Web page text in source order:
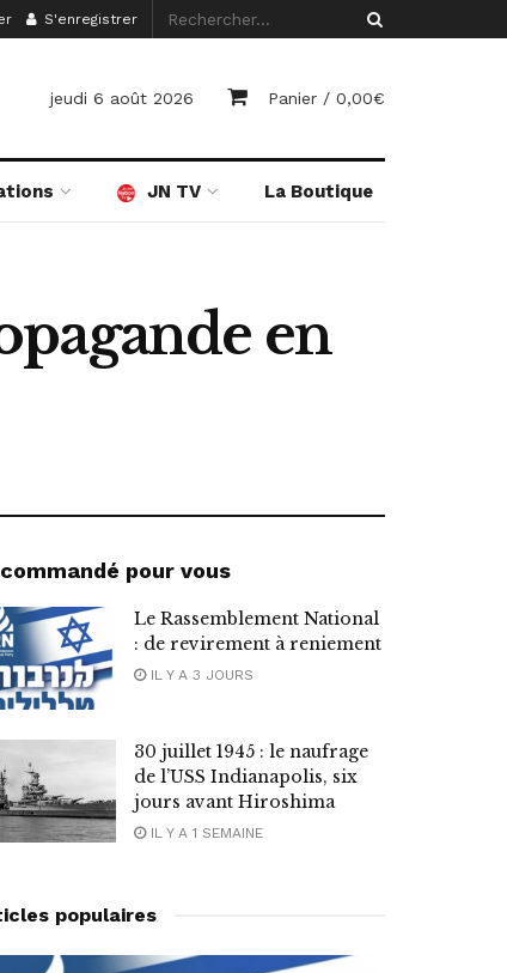
S'enregistrer
jeudi 6 août 2026 Panier / 0,00€
JN TV La Boutique
en
pour vous
Le Rassemblement National
: de revirement à reniement
IL Y A 3 JOURS
30 juillet 1945 : le naufrage
de l’USS Indianapolis, six
jours avant Hiroshima
IL Y A 1 SEMAINE
populaires